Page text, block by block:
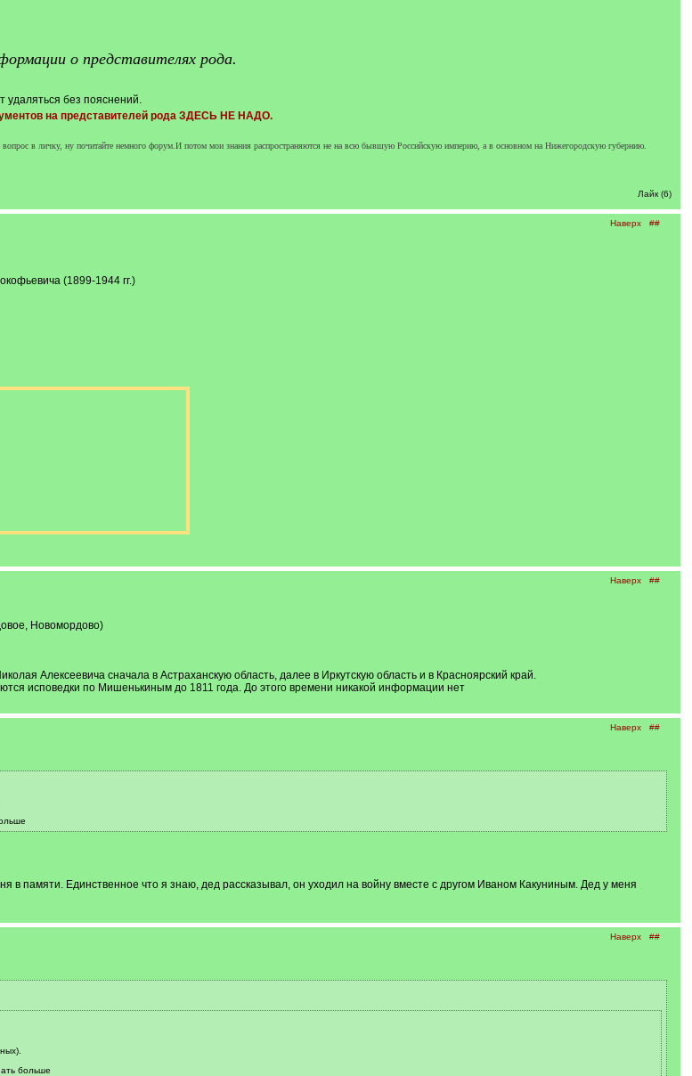
о представителях рода.
без пояснений.
на представителей рода ЗДЕСЬ НЕ НАДО.
в личку, ну почитайте немного форум.И потом мои знания распространяются не на всю бывшую Российскую империю, а в основном на Нижегородскую губернию.
Лайк (6)
Наверх ##
(1899-1944 гг.)
Наверх ##
Новомордово)
Алексеевича сначала в Астраханскую область, далее в Иркутскую область и в Красноярский край.
исповедки по Мишенькиным до 1811 года. До этого времени никакой информации нет
Наверх ##
памяти. Единственное что я знаю, дед рассказывал, он уходил на войну вместе с другом Иваном Какуниным. Дед у меня
Наверх ##
больше